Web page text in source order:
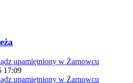
17:09